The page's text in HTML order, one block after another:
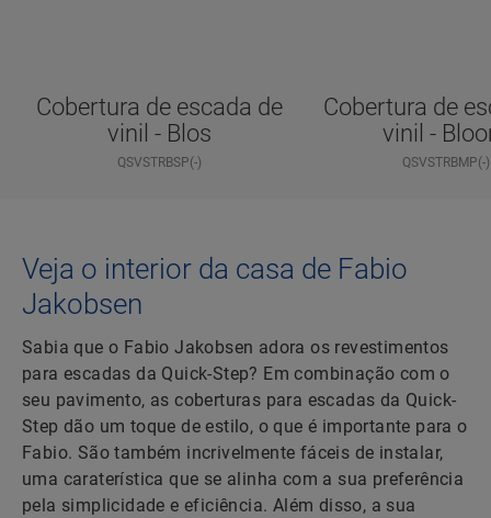
Cobertura de escada de
vinil - Blos
QSVSTRBSP(-)
Cobertura de
vinil -
QSVSTRBMP(-)
Veja o interior da casa de Fabio
Jakobsen
Sabia que o Fabio Jakobsen adora os revestimentos
para escadas da Quick-Step? Em combinação com o
seu pavimento, as coberturas para escadas da Quick-
Step dão um toque de estilo, o que é importante para o
Fabio. São também incrivelmente fáceis de instalar,
uma caraterística que se alinha com a sua preferência
pela simplicidade e eficiência. Além disso, a sua